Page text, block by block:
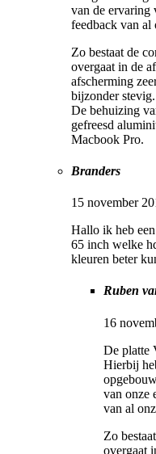
van de ervaring
feedback van al
Zo bestaat de
overgaat in de
afscherming
bijzonder stevig.
De behuizing
gefreesd
Macbook Pro.
Branders
15 november
Hallo ik heb
65 inch welke
kleuren beter
Ruben
16
De platte
Hierbij
van onze
van al
Zo
overgaat